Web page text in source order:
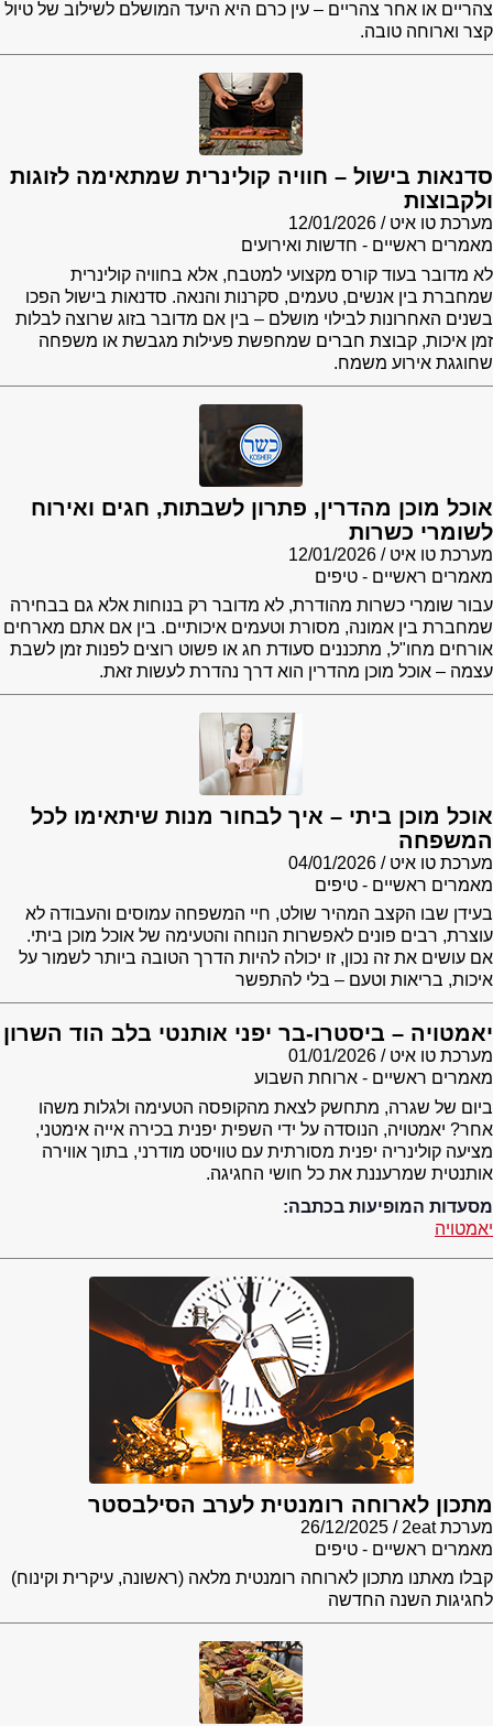
צהריים או אחר צהריים – עין כרם היא היעד המושלם לשילוב של טיול
קצר וארוחה טובה.
סדנאות בישול – חוויה קולינרית שמתאימה לזוגות
ולקבוצות
מערכת טו איט
12/01/2026
מאמרים ראשיים - חדשות ואירועים
לא מדובר בעוד קורס מקצועי למטבח, אלא בחוויה קולינרית
שמחברת בין אנשים, טעמים, סקרנות והנאה. סדנאות בישול הפכו
בשנים האחרונות לבילוי מושלם – בין אם מדובר בזוג שרוצה לבלות
זמן איכות, קבוצת חברים שמחפשת פעילות מגבשת או משפחה
שחוגגת אירוע משמח.
אוכל מוכן מהדרין, פתרון לשבתות, חגים ואירוח
לשומרי כשרות
מערכת טו איט
12/01/2026
מאמרים ראשיים - טיפים
עבור שומרי כשרות מהודרת, לא מדובר רק בנוחות אלא גם בבחירה
שמחברת בין אמונה, מסורת וטעמים איכותיים. בין אם אתם מארחים
אורחים מחו"ל, מתכננים סעודת חג או פשוט רוצים לפנות זמן לשבת
עצמה – אוכל מוכן מהדרין הוא דרך נהדרת לעשות זאת.
אוכל מוכן ביתי – איך לבחור מנות שיתאימו לכל
המשפחה
מערכת טו איט
04/01/2026
מאמרים ראשיים - טיפים
בעידן שבו הקצב המהיר שולט, חיי המשפחה עמוסים והעבודה לא
עוצרת, רבים פונים לאפשרות הנוחה והטעימה של אוכל מוכן ביתי.
אם עושים את זה נכון, זו יכולה להיות הדרך הטובה ביותר לשמור על
איכות, בריאות וטעם – בלי להתפשר
יאמטויה – ביסטרו-בר יפני אותנטי בלב הוד השרון
מערכת טו איט
01/01/2026
מאמרים ראשיים - ארוחת השבוע
ביום של שגרה, מתחשק לצאת מהקופסה הטעימה ולגלות משהו
אחר? יאמטויה, הנוסדה על ידי השפית יפנית בכירה אייה אימטני,
מציעה קולינריה יפנית מסורתית עם טוויסט מודרני, בתוך אווירה
אותנטית שמרעננת את כל חושי החגיגה.
מסעדות המופיעות בכתבה:
יאמטויה
מתכון לארוחה רומנטית לערב הסילבסטר
מערכת 2eat
26/12/2025
מאמרים ראשיים - טיפים
קבלו מאתנו מתכון לארוחה רומנטית מלאה (ראשונה, עיקרית וקינוח)
לחגיגות השנה החדשה